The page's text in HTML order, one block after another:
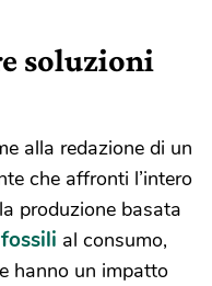
soluzioni
alla redazione di un
che affronti l’intero
produzione basata
al consumo,
hanno un impatto